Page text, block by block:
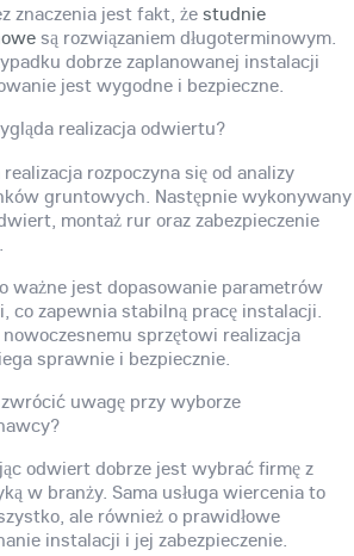
znaczenia jest fakt, że studnie
są rozwiązaniem długoterminowym.
dobrze zaplanowanej instalacji
jest wygodne i bezpieczne.
realizacja odwiertu?
realizacja rozpoczyna się od analizy
gruntowych. Następnie wykonywany
montaż rur oraz zabezpieczenie
ważne jest dopasowanie parametrów
co zapewnia stabilną pracę instalacji.
nowoczesnemu sprzętowi realizacja
sprawnie i bezpiecznie.
zwrócić uwagę przy wyborze
odwiert dobrze jest wybrać firmę z
w branży. Sama usługa wiercenia to
ale również o prawidłowe
instalacji i jej zabezpieczenie.